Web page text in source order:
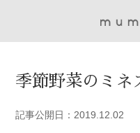
季節野菜のミネ
記事公開日：2019.12.02